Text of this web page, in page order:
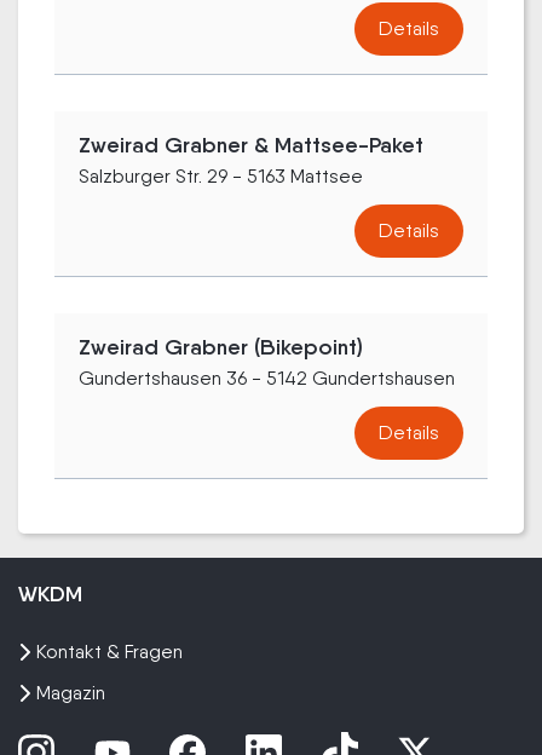
Details
Zweirad Grabner & Mattsee-Paket
Salzburger Str. 29 - 5163 Mattsee
Details
Zweirad Grabner (Bikepoint)
Gundertshausen 36 - 5142 Gundertshausen
Details
WKDM
Kontakt & Fragen
Magazin